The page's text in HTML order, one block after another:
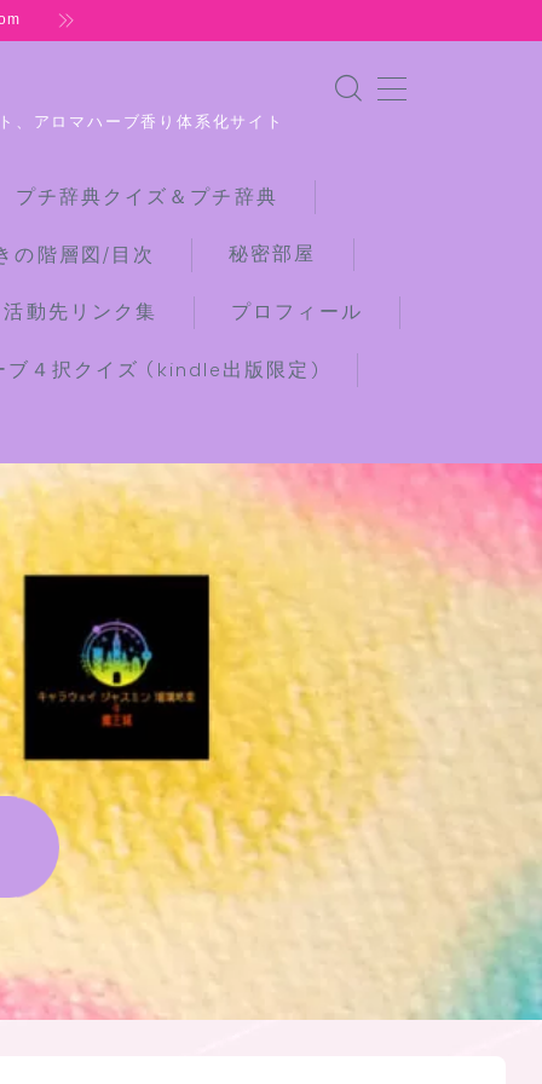
、アロマハーブ香り体系化サイト
チ辞典クイズ＆プチ辞典
の階層図/目次 秘密部屋
動先リンク集 プロフィール
４択クイズ (kindle出版限定)